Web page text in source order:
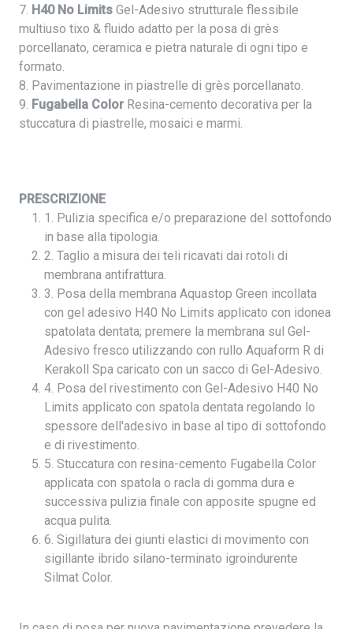
7. H40 No Limits Gel-Adesivo strutturale flessibile
multiuso tixo & fluido adatto per la posa di grès
porcellanato, ceramica e pietra naturale di ogni tipo e
formato.
8. Pavimentazione in piastrelle di grès porcellanato.
9. Fugabella Color Resina-cemento decorativa per la
stuccatura di piastrelle, mosaici e marmi.
PRESCRIZIONE
1. Pulizia specifica e/o preparazione del sottofondo
in base alla tipologia.
2. Taglio a misura dei teli ricavati dai rotoli di
membrana antifrattura.
3. Posa della membrana Aquastop Green incollata
con gel adesivo H40 No Limits applicato con idonea
spatolata dentata; premere la membrana sul Gel-
Adesivo fresco utilizzando con rullo Aquaform R di
Kerakoll Spa caricato con un sacco di Gel-Adesivo.
4. Posa del rivestimento con Gel-Adesivo H40 No
Limits applicato con spatola dentata regolando lo
spessore dell'adesivo in base al tipo di sottofondo
e di rivestimento.
5. Stuccatura con resina-cemento Fugabella Color
applicata con spatola o racla di gomma dura e
successiva pulizia finale con apposite spugne ed
acqua pulita.
6. Sigillatura dei giunti elastici di movimento con
sigillante ibrido silano-terminato igroindurente
Silmat Color.